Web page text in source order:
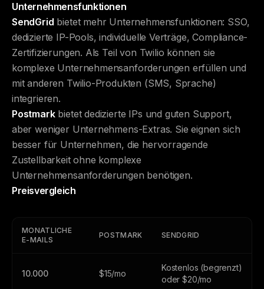
Unternehmensfunktionen
SendGrid bietet mehr Unternehmensfunktionen: SSO,
dedizierte IP-Pools, individuelle Verträge, Compliance-
Zertifizierungen. Als Teil von Twilio können sie
komplexe Unternehmensanforderungen erfüllen und
mit anderen Twilio-Produkten (SMS, Sprache)
integrieren.
Postmarkbietet dedizierte IPs und guten Support,
aber weniger Unternehmens-Extras. Sie eignen sich
besser für Unternehmen, die hervorragende
Zustellbarkeit ohne komplexe
Unternehmensanforderungen benötigen.
Preisvergleich
MONATLICHE
E-MAILS
POSTMARK SENDGRID
10.000 $15/mo
Kostenlos (begrenzt)
oder $20/mo